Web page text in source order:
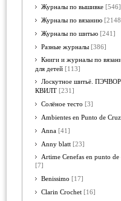
Журналы по вышивке [546]
Журналы по вязанию
Журналы по шитью [241]
Разные журналы [386]
Книги и журналы по
для детей [113]
Лоскутное шитьё.
КВИЛТ [231]
Солёное тесто [3]
Ambientes en Punto de Cruz
Anna [41]
Anny blatt [23]
Artime Cenefas en punto de
[7]
Benissimo [17]
Clarin Crochet [16]